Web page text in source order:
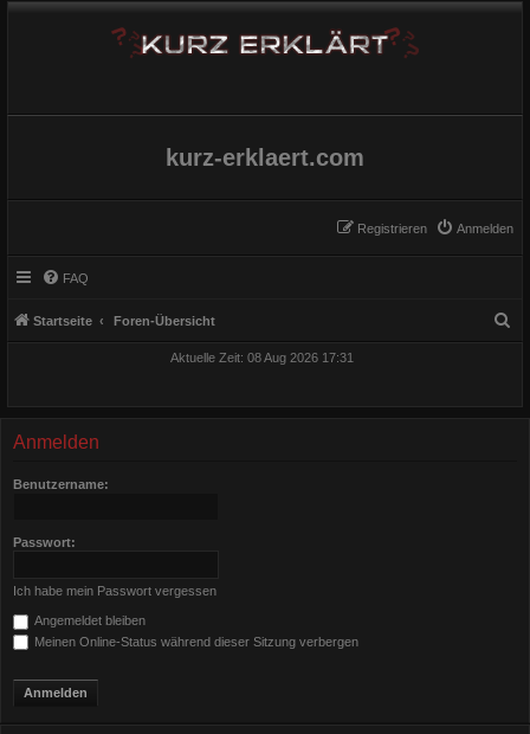
kurz-erklaert.com
Anmelden
Registrieren
FAQ
Startseite Foren-Übersicht
Aktuelle Zeit: 08 Aug 2026 17:31
Anmelden
Benutzername:
Passwort:
Ich habe mein Passwort vergessen
Angemeldet bleiben
Meinen Online-Status während dieser Sitzung verbergen